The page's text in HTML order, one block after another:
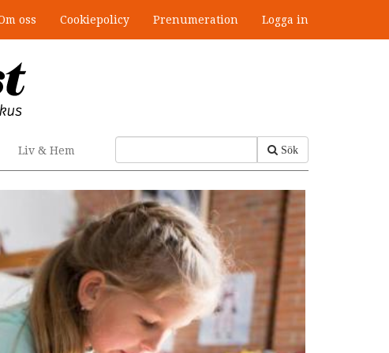
oss Cookiepolicy Prenumeration Logga in
Sök
Liv & Hem